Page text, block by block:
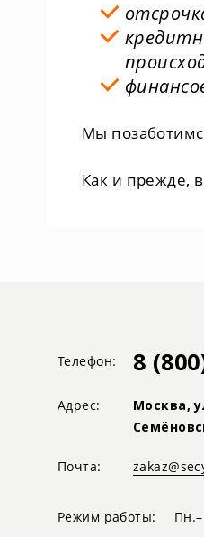
Мы
Как и прежде,
Телефон: 8
Адрес:
Москва,
Почта:
Режим работы: